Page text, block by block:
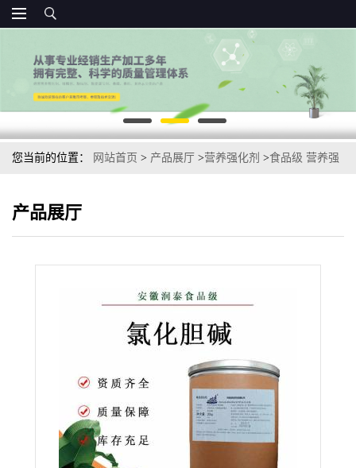
您当前的位置： 网站首页 > 产品展厅 >营养强化剂 >食品级 营养强
产品展厅